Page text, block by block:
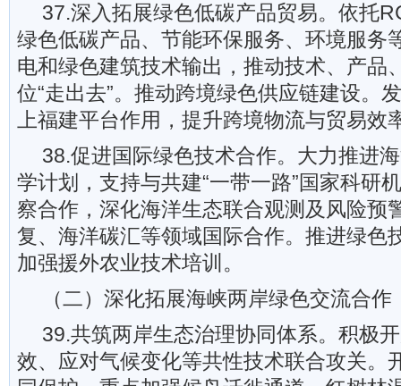
37.深入拓展绿色低碳产品贸易。依托
绿色低碳产品、节能环保服务、环境服务
电和绿色建筑技术输出，推动技术、产品
位“走出去”。推动跨境绿色供应链建设。
上福建平台作用，提升跨境物流与贸易效
38.促进国际绿色技术合作。大力推进
学计划，支持与共建“一带一路”国家科研
察合作，深化海洋生态联合观测及风险预
复、海洋碳汇等领域国际合作。推进绿色
加强援外农业技术培训。
（二）深化拓展海峡两岸绿色交流合作
39.共筑两岸生态治理协同体系。积极
效、应对气候变化等共性技术联合攻关。